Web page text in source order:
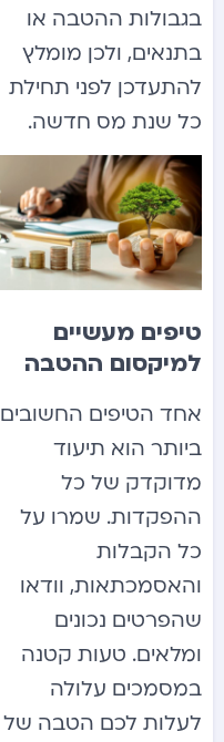
בגבולות ההטבה או
בתנאים, ולכן מומלץ
להתעדכן לפני תחילת
כל שנת מס חדשה.
טיפים מעשיים
למיקסום ההטבה
אחד הטיפים החשובים
ביותר הוא תיעוד
מדוקדק של כל
ההפקדות. שמרו על
כל הקבלות
והאסמכתאות, וודאו
שהפרטים נכונים
ומלאים. טעות קטנה
במסמכים עלולה
לעלות לכם הטבה של